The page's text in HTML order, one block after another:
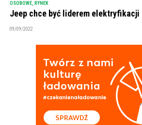
OSOBOWE, RYNEK
Jeep chce być liderem elektryfikacji
09/09/2022